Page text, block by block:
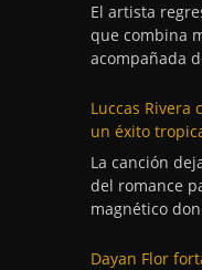
El artista
que combina
acompañada
Luccas
un éxito
La canción
del romance
magnético
Dayan Flor